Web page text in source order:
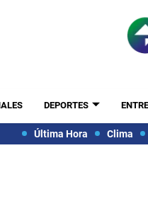
DEPORTES
Última Hora Clima